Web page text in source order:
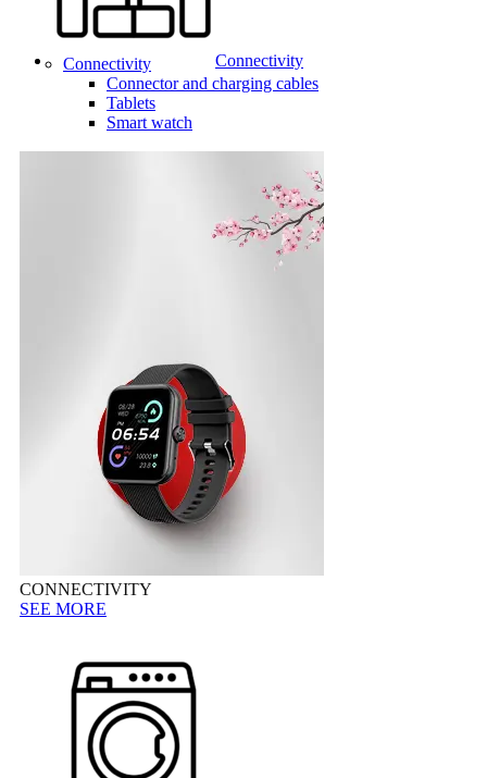
Connectivity
Connectivity
Connector and charging cables
Tablets
Smart watch
CONNECTIVITY
SEE MORE